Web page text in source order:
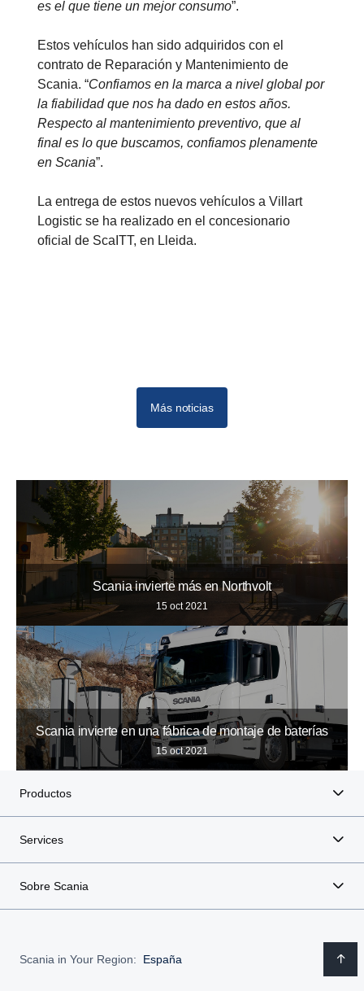
es el que tiene un mejor consumo”.
Estos vehículos han sido adquiridos con el
contrato de Reparación y Mantenimiento de
Scania. “Confiamos en la marca a nivel global por
la fiabilidad que nos ha dado en estos años.
Respecto al mantenimiento preventivo, que al
final es lo que buscamos, confiamos plenamente
en Scania”.
La entrega de estos nuevos vehículos a Villart
Logistic se ha realizado en el concesionario
oficial de ScaITT, en Lleida.
Más noticias
Scania invierte más en Northvolt
15 oct 2021
Scania invierte en una fábrica de montaje de baterías
15 oct 2021
Productos
Services
Sobre Scania
Scania in Your Region: España